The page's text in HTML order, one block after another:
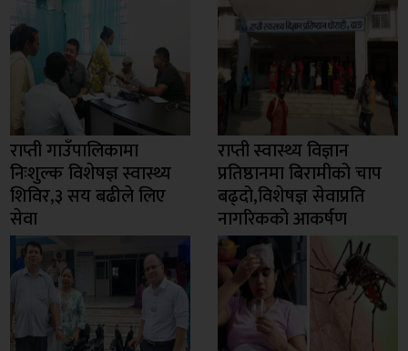
राप्ती गाउँपालिकामा
निःशुल्क विशेषज्ञ स्वास्थ्य
शिविर,३ सय बढीले लिए
सेवा
राप्ती स्वास्थ्य विज्ञान
प्रतिष्ठानमा बिरामीको चाप
बढ्दो,विशेषज्ञ सेवाप्रति
नागरिकको आकर्षण